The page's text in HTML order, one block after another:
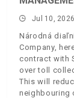
Jul 10, 2026
Národná
Company,
contract with
over toll
This will
neighbouring